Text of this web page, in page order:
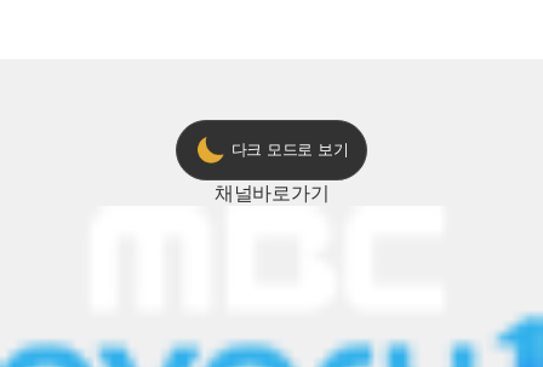
다크 모드로 보기
채널바로가기